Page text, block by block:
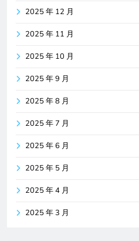
2025 年 12 月
2025 年 11 月
2025 年 10 月
2025 年 9 月
2025 年 8 月
2025 年 7 月
2025 年 6 月
2025 年 5 月
2025 年 4 月
2025 年 3 月